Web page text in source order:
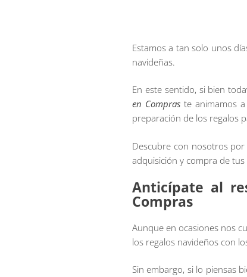
Estamos a tan solo unos
navideñas.
En este sentido, si bien
en Compraste animamos a
preparación de los regalos
Descubre con nosotros
adquisición y compra de
Anticípate al
Compras
Aunque en ocasiones nos
los regalos navideños con
Sin embargo, si lo piensas